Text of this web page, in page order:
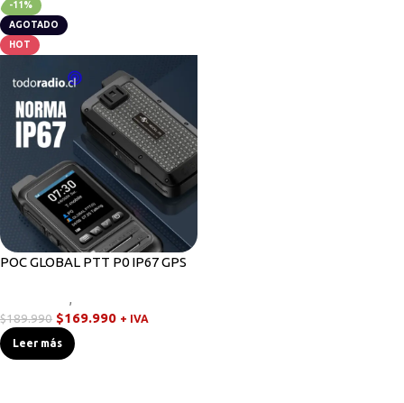
-11%
AGOTADO
HOT
POC GLOBAL PTT P0 IP67 GPS
,
$189.990 $169.990 + IVA
Leer más